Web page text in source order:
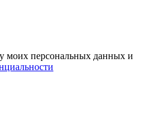
моих персональных данных и